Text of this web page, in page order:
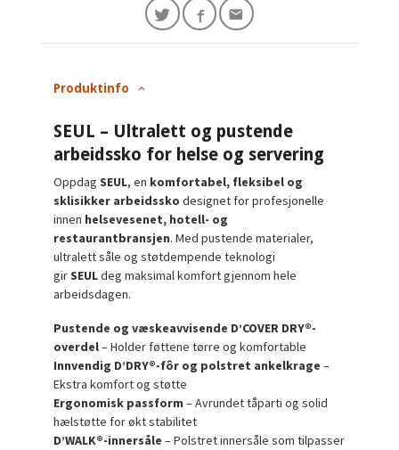
Produktinfo
SEUL – Ultralett og pustende
arbeidssko for helse og servering
OppdagSEUL, en komfortabel, fleksibel og
sklisikker arbeidssko designet for profesjonelle
innen helsevesenet, hotell- og
restaurantbransjen. Med pustende materialer,
ultralett såle og støtdempende teknologi
girSEULdeg maksimal komfort gjennom hele
arbeidsdagen.
Pustende og væskeavvisende D’COVER DRY®-
overdel– Holder føttene tørre og komfortable
Innvendig D’DRY®-fôr og polstret ankelkrage –
Ekstra komfort og støtte
Ergonomisk passform – Avrundet tåparti og solid
hælstøtte for økt stabilitet
D’WALK®-innersåle – Polstret innersåle som tilpasser